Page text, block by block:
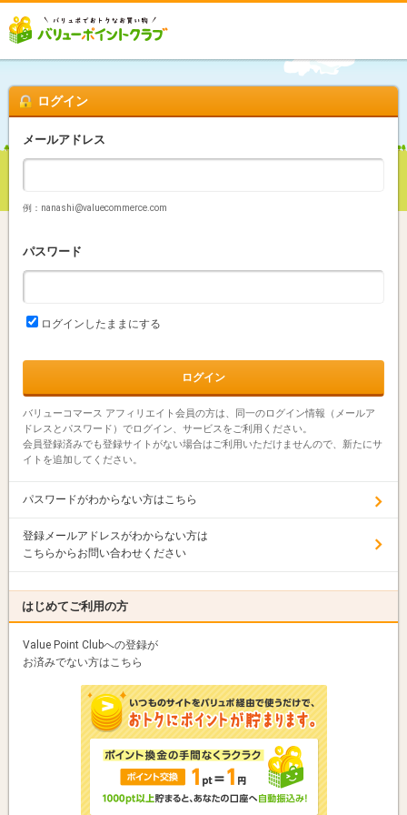
ログイン
メールアドレス
例：nanashi@valuecommerce.com
パスワード
ログインしたままにする
バリューコマース アフィリエイト会員の方は、同一のログイン情報（メールア
ドレスとパスワード）でログイン、サービスをご利用ください。
会員登録済みでも登録サイトがない場合はご利用いただけませんので、新たにサ
イトを追加してください。
パスワードがわからない方はこちら
登録メールアドレスがわからない方は
こちらからお問い合わせください
はじめてご利用の方
Value Point Clubへの登録が
お済みでない方はこちら